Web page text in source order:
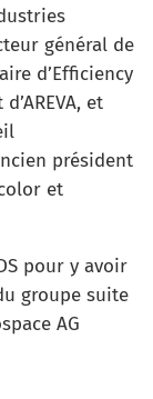
général de
d’Efficiency
et
président
et
pour y avoir
groupe suite
AG